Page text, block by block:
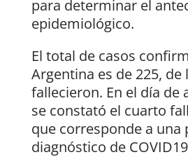
para determinar el
epidemiológico.
El total de casos
Argentina es de 225, de
fallecieron. En el día de
se constató el cuarto
que corresponde a una
diagnóstico de